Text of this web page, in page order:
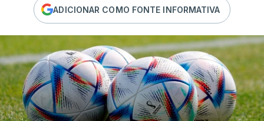
ADICIONAR COMO FONTE INFORMATIVA